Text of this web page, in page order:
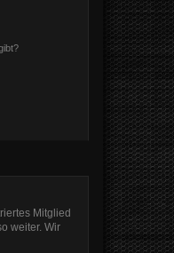
Mitglied
weiter. Wir